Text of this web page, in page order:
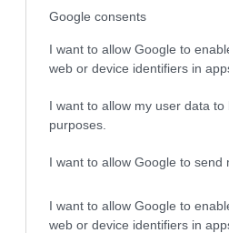
Google consents
I want to allow Google to
web or device identifiers in
I want to allow my user data
purposes.
I want to allow Google to send
I want to allow Google to
web or device identifiers in
Βάλε το proson.gr
Δημοφιλείς